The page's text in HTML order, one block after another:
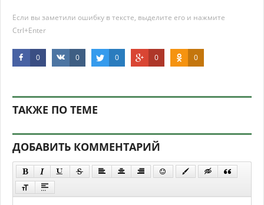
Если вы заметили ошибку в тексте, выделите его и нажмите
Ctrl+Enter
0 0 0 0 0
ТАКЖЕ ПО ТЕМЕ
ДОБАВИТЬ КОММЕНТАРИЙ